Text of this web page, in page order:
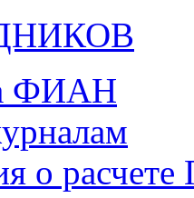
ФИАН
о